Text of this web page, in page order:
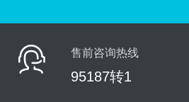
售前咨询热线
95187转1